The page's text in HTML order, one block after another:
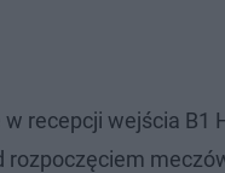
recepcji wejścia B1
rozpoczęciem